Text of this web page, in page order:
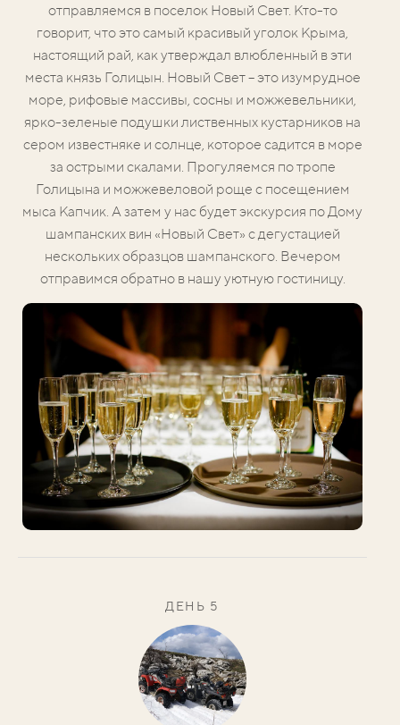
отправляемся в поселок Новый Свет. Кто-то
говорит, что это самый красивый уголок Крыма,
настоящий рай, как утверждал влюбленный в эти
места князь Голицын. Новый Свет – это изумрудное
море, рифовые массивы, сосны и можжевельники,
ярко-зеленые подушки лиственных кустарников на
сером известняке и солнце, которое садится в море
за острыми скалами. Прогуляемся по тропе
Голицына и можжевеловой роще с посещением
мыса Капчик. А затем у нас будет экскурсия по Дому
шампанских вин «Новый Свет» с дегустацией
нескольких образцов шампанского. Вечером
отправимся обратно в нашу уютную гостиницу.
ДЕНЬ 5